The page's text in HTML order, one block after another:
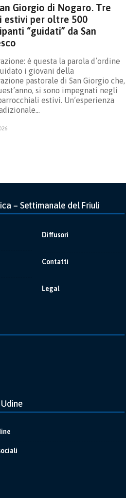
Giorgio di Nogaro. Tre
estivi per oltre 500
“guidati” da San
è questa la parola d’ordine
i giovani della
pastorale di San Giorgio che,
si sono impegnati negli
estivi. Un’esperienza
– Settimanale del Friuli
Diffusori
Contatti
Legal